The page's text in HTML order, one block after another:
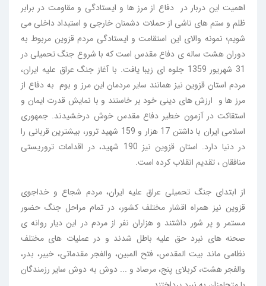
اهمیت این دربار در دفاع از مرز ها و ایستادگی و مقاومت در برابر
ظلم و ستم های ناشی از حملات دشمنان خارجی و استبداد داخلی می
شویم؛ نمونه والای این استقامت و ایستادگی مردم قزوین مربوط به
دوران هشت ساله ی دفاع مقدس است که با شروع جنگ تحمیلی در
31 شهریور 1359 جلوه ای زیبا یافت. با آغاز جنگ عراق علیه ایران،
مردم استان قزوین نیز همانند سایر مردمان این مرز و بوم به دفاع از
مرز ها و ارزش های دینی خود بر خاستند و با نمایش قدرت ایمان و
استقاکت در آزمون خطیر دفاع مقدس خوش درخشیدند. جمهوری
اسلامی ایران با داشتن 17 هزار و 159 شهید ترور، بیشترین قربانی را
در دنیا دارد. استان قزوین نیز 190 شهید، در اقدامات تروریستی
منافقان ، تقدیم انقلاب کرده است.
از ابتدای جنگ تحمیلی عراق علیه ایران، مردم شجاع و خداجوی
قزوین نیز همراه اقشار مختلف کشور، در تمام مراحل جنگ حضور
مستمر و پر شور داشتند و هزاران نفر از مردم در این دیار روانه ی
صحنه های نبرد حق علیه باطل شدند و در عملیات های مختلف
نظامی ماند بیت المقدس، فتح المبین، والفجر مقدماتی، خیبر، بدر،
والفجر هشت، کربلای پنج، مرصاد و ... دوش به دوش سایر رزمندگان